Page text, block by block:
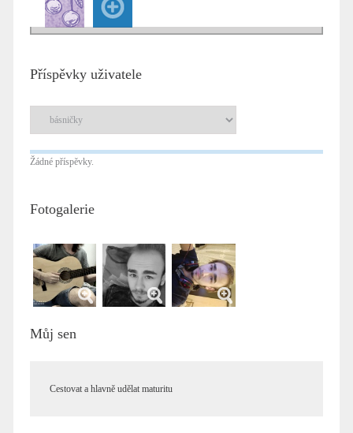
Příspěvky uživatele
Žádné příspěvky.
Fotogalerie
Můj sen
Cestovat a hlavně udělat maturitu